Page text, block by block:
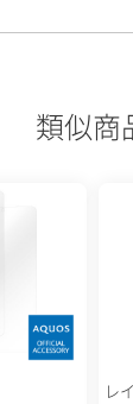
類似商
レ